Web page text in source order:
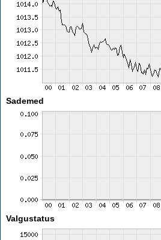
Sademed
Valgustatus